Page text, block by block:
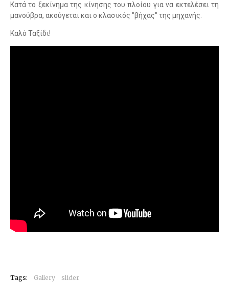
Κατά το ξεκίνημα της κίνησης του πλοίου για να εκτελέσει τη
μανούβρα, ακούγεται και ο κλασικός "βήχας" της μηχανής.
Καλό Ταξίδι!
Tags: Gallery slider